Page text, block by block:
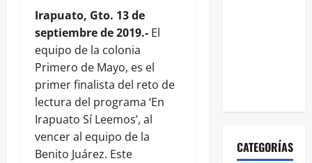
Irapuato, Gto. 13 de
septiembre de 2019.- El
equipo de la colonia
Primero de Mayo, es el
primer finalista del reto de
lectura del programa ‘En
Irapuato Sí Leemos’, al
vencer al equipo de la
Benito Juárez. Este
CATEGORÍAS